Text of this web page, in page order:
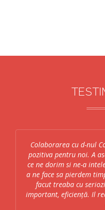
Colaborarea cu d-nul
pozitiva pentru noi. A
ce ne dorim si ne-a
a ne face sa pierdem
facut treaba cu
important, eficiență. Il